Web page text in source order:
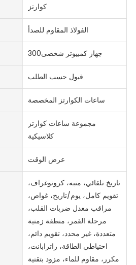
كوارتز
الفولاذ المقاوم للصدأ
جهاز كمبيوتر شخصى300
قبول حسب الطلب
ساعات الكوارتز المخصصة
مجموعة ساعات كوارتز
كلاسيكية
عرض الوقت
تاريخ تلقائي، منبه، كرونوغراف،
تقويم كامل، يوم/تاريخ، غواص،
مراقب معدل ضربات القلب،
مرحلة القمر، منطقة زمنية
متعددة، غير محدد، تقويم دائم،
احتياطي الطاقة، راترابانت،
مكرر، مقاوم للماء، مزود بتقنية